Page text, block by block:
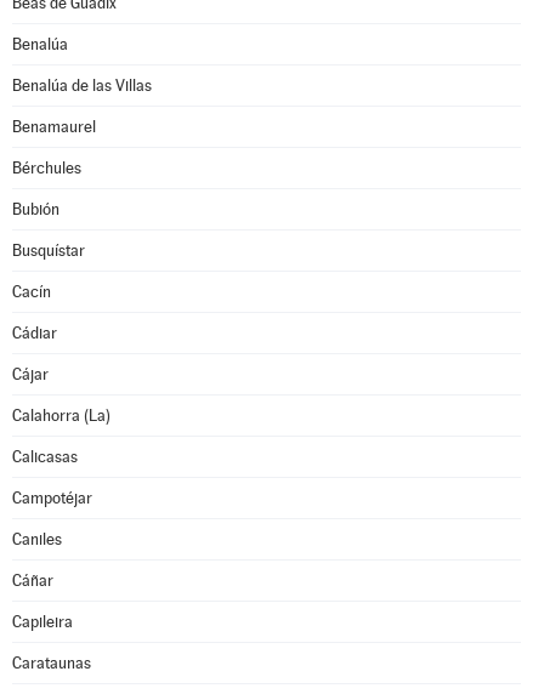
Benalúa
Benalúa de las Villas
Benamaurel
Bérchules
Bubión
Busquístar
Cacín
Cádiar
Cájar
Calahorra (La)
Calicasas
Campotéjar
Caniles
Cáñar
Capileira
Carataunas